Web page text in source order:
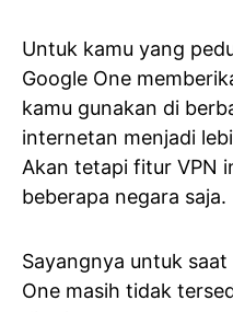
Untuk kamu yang
Google One
kamu gunakan di
internetan menjadi
Akan tetapi fitur VPN
beberapa negara saja.
Sayangnya untuk
One masih tidak